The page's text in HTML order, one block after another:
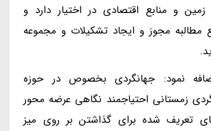
و منابع اقتصادی در اختیار دارد و
مطالبه مجوز و ایجاد تشکیلات و مجموعه
نمود: جهانگردی بخصوص در حوزه
زمستانی احتیاجمند نگاهی عرضه محور
تعریف شده برای گذاشتن بر روی میز